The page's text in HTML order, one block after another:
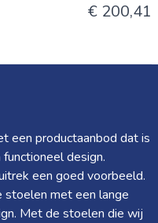
€ 200,41
een productaanbod dat is
design.
een goed voorbeeld.
stoelen met een lange
Met de stoelen die wij